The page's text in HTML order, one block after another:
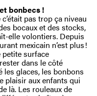
bonbecs !
pas trop ça niveau
bocaux et des stocks,
elle volontiers. Depuis
mexicain n’est plus !
petite surface
dans le côté
les glaces, les bonbons
plaisir aux enfants qui
là. Les rouleaux de